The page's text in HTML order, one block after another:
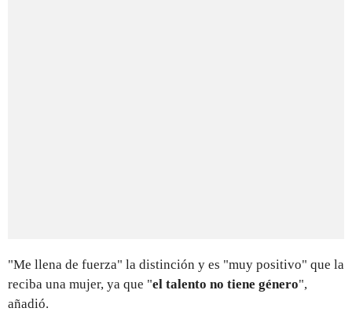
"Me llena de fuerza" la distinción y es "muy positivo" que la
reciba una mujer, ya que "el talento no tiene género",
añadió.